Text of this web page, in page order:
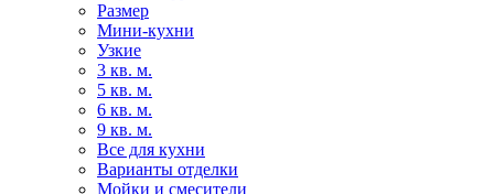
Размер
Мини-кухни
Узкие
3 кв. м.
5 кв. м.
6 кв. м.
9 кв. м.
Все для кухни
Варианты отделки
Мойки и смесители